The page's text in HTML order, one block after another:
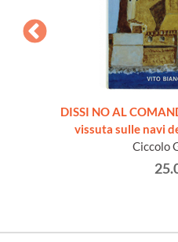
DISSI NO AL
vissuta sulle navi
Ciccolo